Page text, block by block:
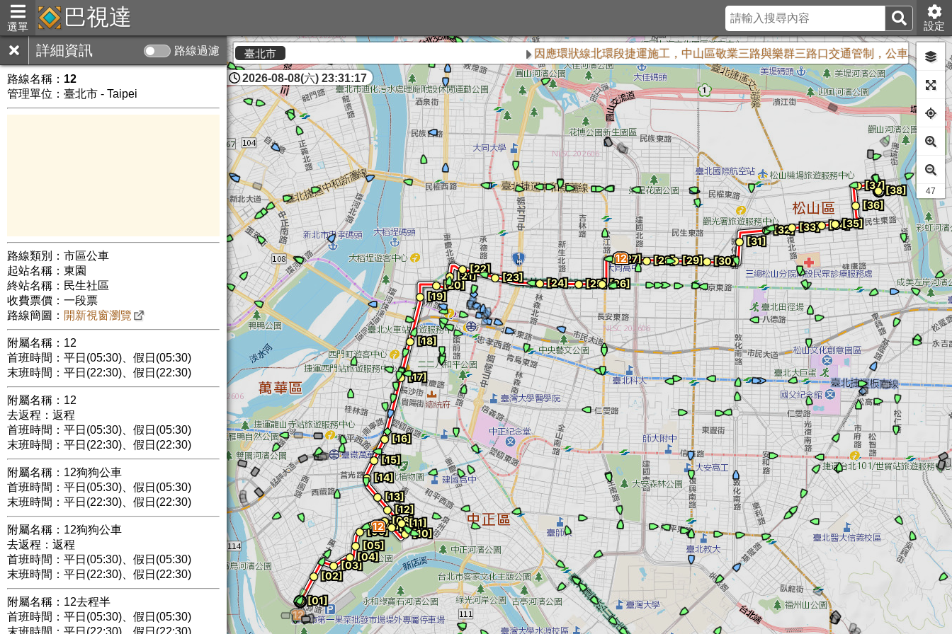
選單 巴視達 設定
詳細資訊 路線過濾
路線名稱： 12
管理單位：臺北市 - Taipei
路線類別：市區公車
起站名稱：東園
終站名稱：民生社區
收費票價：一段票
路線簡圖： 開新視窗瀏覽
附屬名稱：12
首班時間：平日(05:30)、假日(05:30)
末班時間：平日(22:30)、假日(22:30)
附屬名稱：12
去返程：返程
首班時間：平日(05:30)、假日(05:30)
末班時間：平日(22:30)、假日(22:30)
附屬名稱：12狗狗公車
首班時間：平日(05:30)、假日(05:30)
末班時間：平日(22:30)、假日(22:30)
附屬名稱：12狗狗公車
去返程：返程
首班時間：平日(05:30)、假日(05:30)
末班時間：平日(22:30)、假日(22:30)
附屬名稱：12去程半
首班時間：平日(05:30)、假日(05:30)
末班時間：平日(22:30)、假日(22:30)
臺北市 因應環狀線北環段捷運施工，中山區敬業三路與樂群三路口交通管制，公車配合調整措施
2026-08-08(六) 23:31:18
41